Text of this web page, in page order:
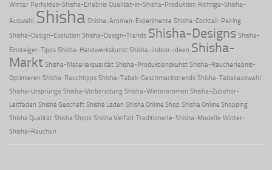
Winter Perfektes-Shisha-Erlebnis Qualität-in-Shisha-Produktion Richtige-Shisha-
Auswahl Shisha Shisha-Aromen-Experimente Shisha-Cocktail-Pairing
Shisha-Design-Evolution Shisha-Design-Trends Shisha-Designs Shisha-
Einsteiger-Tipps Shisha-Handwerkskunst Shisha-Indoor-Ideen Shisha-
Markt Shisha-Materialqualität Shisha-Produktionskunst Shisha-Raucherlebnis-
Optimieren Shisha-Rauchtipps Shisha-Tabak-Geschmackstrends Shisha-Tabakauswahl
Shisha-Ursprünge Shisha-Vorbereitung Shisha-Winteraromen Shisha-Zubehör-
Leitfaden Shisha Geschäft Shisha Laden Shisha Online Shop Shisha Online Shopping
Shisha Qualität Shisha Shops Shisha Vielfalt Traditionelle-Shisha-Modelle Winter-
Shisha-Rauchen